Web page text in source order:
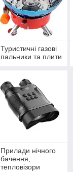
Туристичні газові
пальники та плити
Прилади нічного
бачення,
тепловізори